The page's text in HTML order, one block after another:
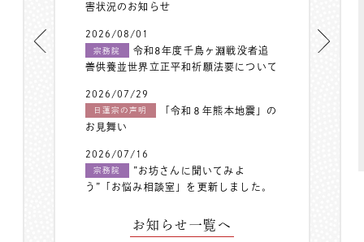
害状況のお知らせ
2026/08/01
宗務院
令和8年度千鳥ヶ淵戦没者追
善供養並世界立正平和祈願法要について
2026/07/29
日蓮宗の声明
「令和８年熊本地震」の
お見舞い
2026/07/16
宗務院
”お坊さんに聞いてみよ
う”「お悩み相談室」を更新しました。
お知らせ一覧へ